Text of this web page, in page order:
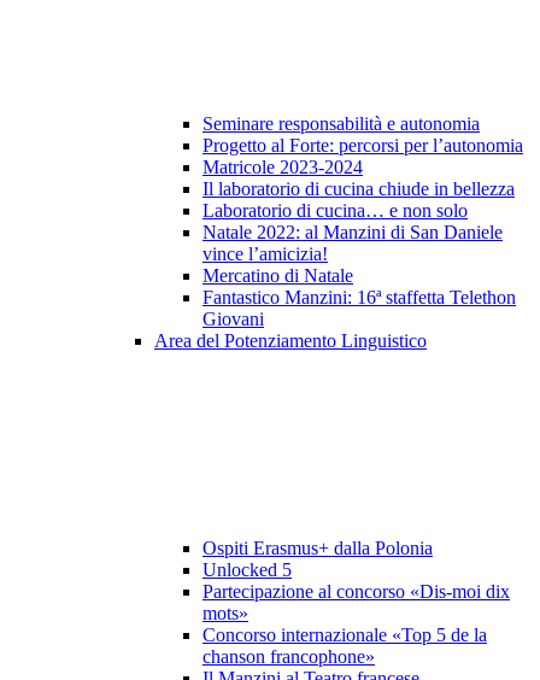
Seminare responsabilità e autonomia
Progetto al Forte: percorsi per l’autonomia
Matricole 2023-2024
Il laboratorio di cucina chiude in bellezza
Laboratorio di cucina… e non solo
Natale 2022: al Manzini di San Daniele
vince l’amicizia!
Mercatino di Natale
Fantastico Manzini: 16ª staffetta Telethon
Giovani
Area del Potenziamento Linguistico
Ospiti Erasmus+ dalla Polonia
Unlocked 5
Partecipazione al concorso «Dis-moi dix
mots»
Concorso internazionale «Top 5 de la
chanson francophone»